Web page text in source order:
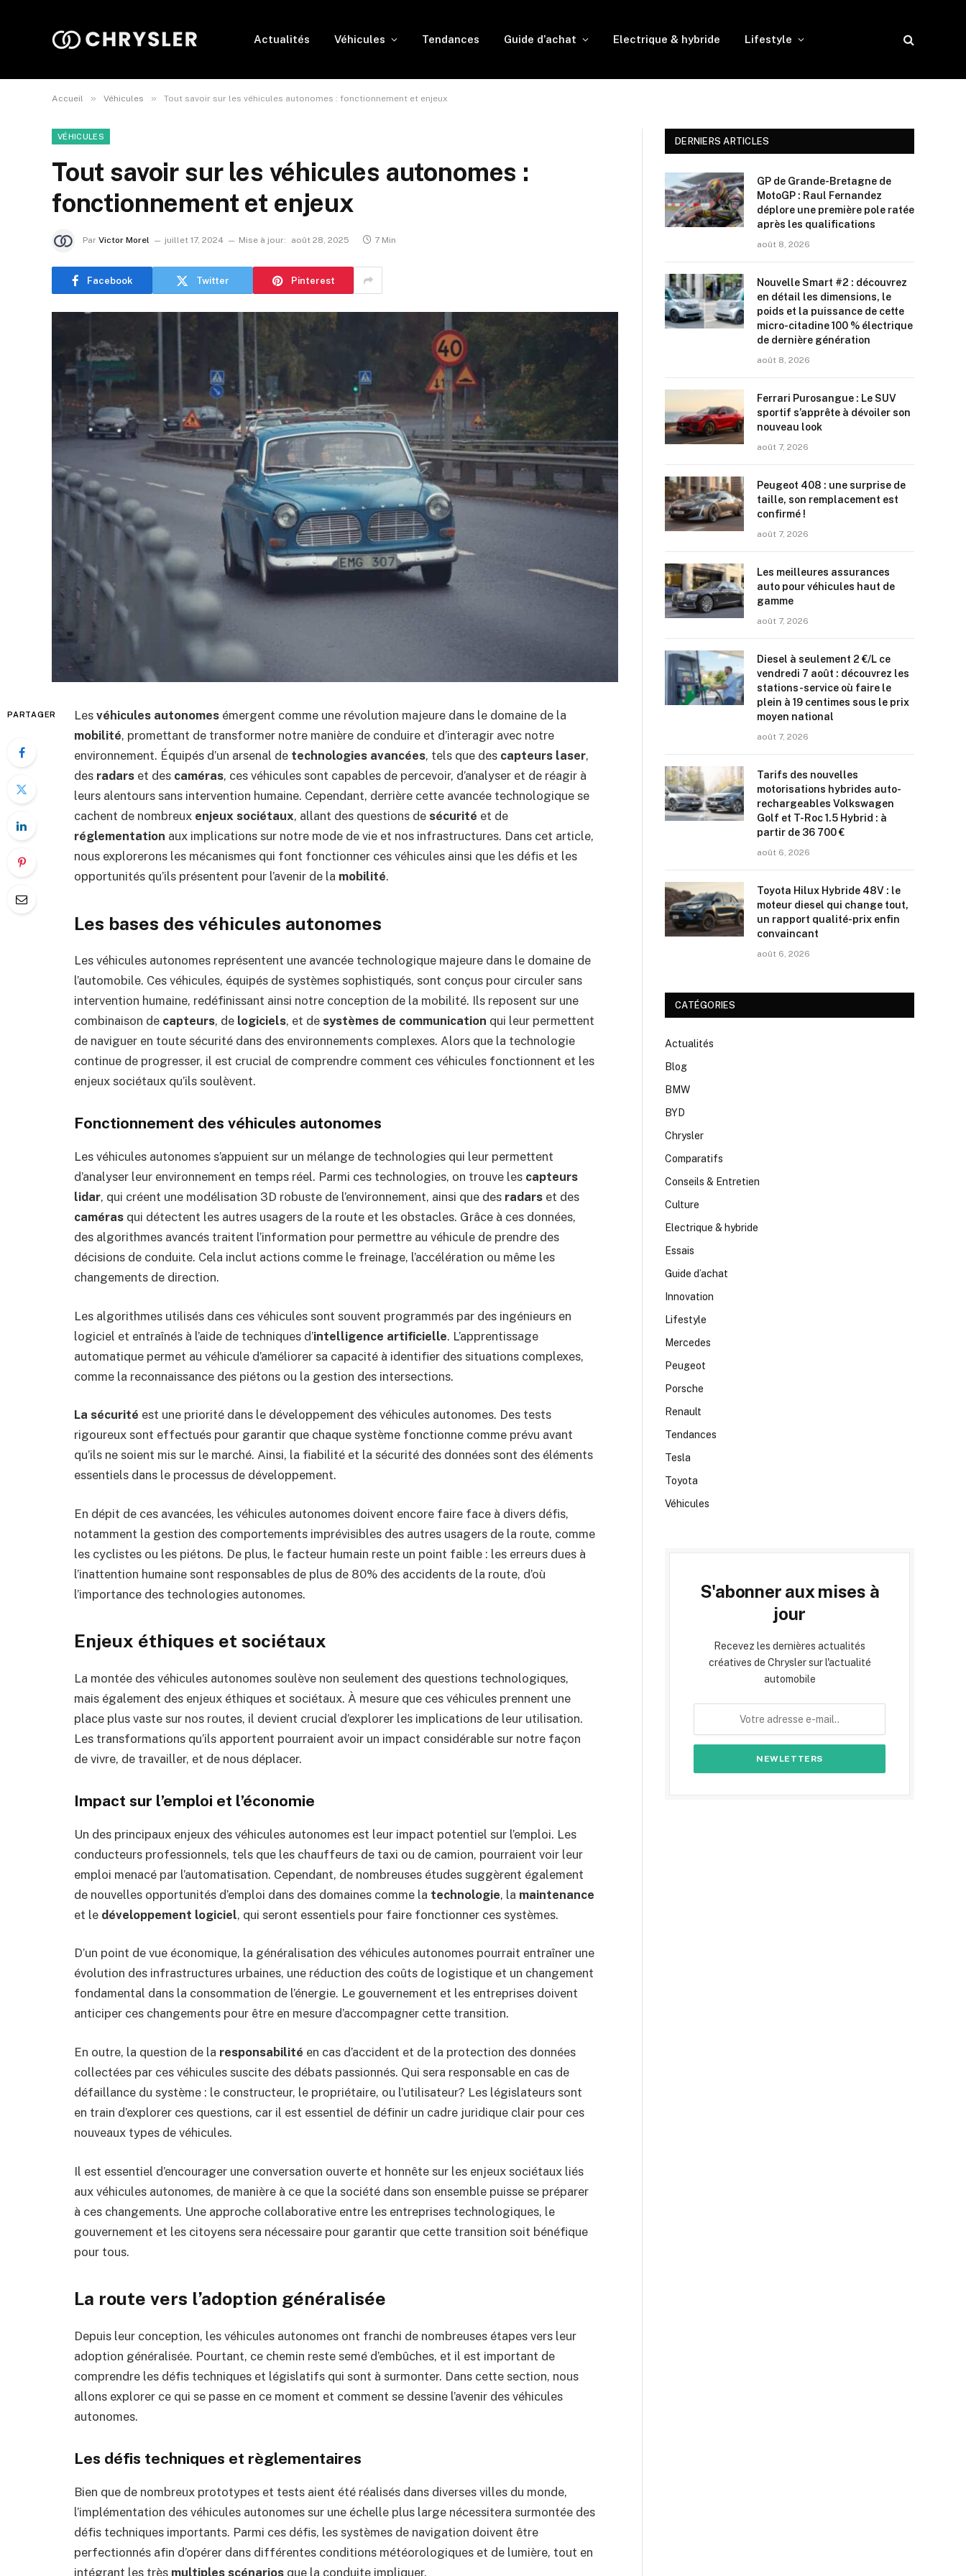
Actualités Véhicules Tendances Guide d’achat Electrique & hybride Lifestyle
Accueil » Véhicules » Tout savoir sur les véhicules autonomes : fonctionnement et enjeux
VÉHICULES
Tout savoir sur les véhicules autonomes :
fonctionnement et enjeux
Par Victor Morel juillet 17, 2024 Mise à jour: août 28, 2025 7 Min
Facebook Twitter Pinterest
PARTAGER Les véhicules autonomes émergent comme une révolution majeure dans le domaine de la
mobilité, promettant de transformer notre manière de conduire et d’interagir avec notre
environnement. Équipés d’un arsenal de technologies avancées, tels que des capteurs laser,
des radars et des caméras, ces véhicules sont capables de percevoir, d’analyser et de réagir à
leurs alentours sans intervention humaine. Cependant, derrière cette avancée technologique se
cachent de nombreux enjeux sociétaux, allant des questions de sécurité et de
réglementation aux implications sur notre mode de vie et nos infrastructures. Dans cet article,
nous explorerons les mécanismes qui font fonctionner ces véhicules ainsi que les défis et les
opportunités qu’ils présentent pour l’avenir de la mobilité.
Les bases des véhicules autonomes
Les véhicules autonomes représentent une avancée technologique majeure dans le domaine de
l’automobile. Ces véhicules, équipés de systèmes sophistiqués, sont conçus pour circuler sans
intervention humaine, redéfinissant ainsi notre conception de la mobilité. Ils reposent sur une
combinaison de capteurs, de logiciels, et de systèmes de communication qui leur permettent
de naviguer en toute sécurité dans des environnements complexes. Alors que la technologie
continue de progresser, il est crucial de comprendre comment ces véhicules fonctionnent et les
enjeux sociétaux qu’ils soulèvent.
Fonctionnement des véhicules autonomes
Les véhicules autonomes s’appuient sur un mélange de technologies qui leur permettent
d’analyser leur environnement en temps réel. Parmi ces technologies, on trouve les capteurs
lidar, qui créent une modélisation 3D robuste de l’environnement, ainsi que des radars et des
caméras qui détectent les autres usagers de la route et les obstacles. Grâce à ces données,
des algorithmes avancés traitent l’information pour permettre au véhicule de prendre des
décisions de conduite. Cela inclut actions comme le freinage, l’accélération ou même les
changements de direction.
Les algorithmes utilisés dans ces véhicules sont souvent programmés par des ingénieurs en
logiciel et entraînés à l’aide de techniques d’intelligence artificielle. L’apprentissage
automatique permet au véhicule d’améliorer sa capacité à identifier des situations complexes,
comme la reconnaissance des piétons ou la gestion des intersections.
La sécurité est une priorité dans le développement des véhicules autonomes. Des tests
rigoureux sont effectués pour garantir que chaque système fonctionne comme prévu avant
qu’ils ne soient mis sur le marché. Ainsi, la fiabilité et la sécurité des données sont des éléments
essentiels dans le processus de développement.
En dépit de ces avancées, les véhicules autonomes doivent encore faire face à divers défis,
notamment la gestion des comportements imprévisibles des autres usagers de la route, comme
les cyclistes ou les piétons. De plus, le facteur humain reste un point faible : les erreurs dues à
l’inattention humaine sont responsables de plus de 80% des accidents de la route, d’où
l’importance des technologies autonomes.
Enjeux éthiques et sociétaux
La montée des véhicules autonomes soulève non seulement des questions technologiques,
mais également des enjeux éthiques et sociétaux. À mesure que ces véhicules prennent une
place plus vaste sur nos routes, il devient crucial d’explorer les implications de leur utilisation.
Les transformations qu’ils apportent pourraient avoir un impact considérable sur notre façon
de vivre, de travailler, et de nous déplacer.
Impact sur l’emploi et l’économie
Un des principaux enjeux des véhicules autonomes est leur impact potentiel sur l’emploi. Les
conducteurs professionnels, tels que les chauffeurs de taxi ou de camion, pourraient voir leur
emploi menacé par l’automatisation. Cependant, de nombreuses études suggèrent également
de nouvelles opportunités d’emploi dans des domaines comme la technologie, la maintenance
et le développement logiciel, qui seront essentiels pour faire fonctionner ces systèmes.
D’un point de vue économique, la généralisation des véhicules autonomes pourrait entraîner une
évolution des infrastructures urbaines, une réduction des coûts de logistique et un changement
fondamental dans la consommation de l’énergie. Le gouvernement et les entreprises doivent
anticiper ces changements pour être en mesure d’accompagner cette transition.
En outre, la question de la responsabilité en cas d’accident et de la protection des données
collectées par ces véhicules suscite des débats passionnés. Qui sera responsable en cas de
défaillance du système : le constructeur, le propriétaire, ou l’utilisateur? Les législateurs sont
en train d’explorer ces questions, car il est essentiel de définir un cadre juridique clair pour ces
nouveaux types de véhicules.
Il est essentiel d’encourager une conversation ouverte et honnête sur les enjeux sociétaux liés
aux véhicules autonomes, de manière à ce que la société dans son ensemble puisse se préparer
à ces changements. Une approche collaborative entre les entreprises technologiques, le
gouvernement et les citoyens sera nécessaire pour garantir que cette transition soit bénéfique
pour tous.
La route vers l’adoption généralisée
Depuis leur conception, les véhicules autonomes ont franchi de nombreuses étapes vers leur
adoption généralisée. Pourtant, ce chemin reste semé d’embûches, et il est important de
comprendre les défis techniques et législatifs qui sont à surmonter. Dans cette section, nous
allons explorer ce qui se passe en ce moment et comment se dessine l’avenir des véhicules
autonomes.
Les défis techniques et règlementaires
Bien que de nombreux prototypes et tests aient été réalisés dans diverses villes du monde,
l’implémentation des véhicules autonomes sur une échelle plus large nécessitera surmontée des
défis techniques importants. Parmi ces défis, les systèmes de navigation doivent être
perfectionnés afin d’opérer dans différentes conditions météorologiques et de lumière, tout en
intégrant les très multiples scénarios que la conduite impliquer.
DERNIERS ARTICLES
GP de Grande-Bretagne de
MotoGP : Raul Fernandez
déplore une première pole ratée
après les qualifications
août 8, 2026
Nouvelle Smart #2 : découvrez
en détail les dimensions, le
poids et la puissance de cette
micro-citadine 100 % électrique
de dernière génération
août 8, 2026
Ferrari Purosangue : Le SUV
sportif s’apprête à dévoiler son
nouveau look
août 7, 2026
Peugeot 408 : une surprise de
taille, son remplacement est
confirmé !
août 7, 2026
Les meilleures assurances
auto pour véhicules haut de
gamme
août 7, 2026
Diesel à seulement 2 €/L ce
vendredi 7 août : découvrez les
stations-service où faire le
plein à 19 centimes sous le prix
moyen national
août 7, 2026
Tarifs des nouvelles
motorisations hybrides auto-
rechargeables Volkswagen
Golf et T-Roc 1.5 Hybrid : à
partir de 36 700 €
août 6, 2026
Toyota Hilux Hybride 48V : le
moteur diesel qui change tout,
un rapport qualité-prix enfin
convaincant
août 6, 2026
CATÉGORIES
Actualités
Blog
BMW
BYD
Chrysler
Comparatifs
Conseils & Entretien
Culture
Electrique & hybride
Essais
Guide d’achat
Innovation
Lifestyle
Mercedes
Peugeot
Porsche
Renault
Tendances
Tesla
Toyota
Véhicules
S'abonner aux mises à
jour
Recevez les dernières actualités
créatives de Chrysler sur l'actualité
automobile